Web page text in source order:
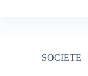
SOCIETE